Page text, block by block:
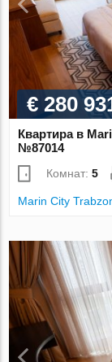
€ 280
Квартира в
№87014
Комнат:5
Marin City